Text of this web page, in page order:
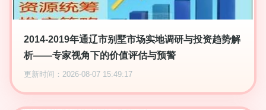
2014-2019年通辽市别墅市场实地调研与投资趋势解
析——专家视角下的价值评估与预警
更新时间：2026-08-07 15:49:17